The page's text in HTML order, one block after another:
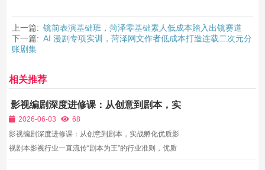
上一篇: 镜前表演基础班，菏泽零基础素人低成本踏入出镜赛道
下一篇: AI 漫剧专项实训，菏泽网文作者低成本打造连载二次元分
账剧集
相关推荐
影视编剧深度进修课：从创意到剧本，实
战孵化优质影视剧本
2026-06-03
68
影视编剧深度进修课：从创意到剧本，实战孵化优质影
视剧本影视行业一直流传“剧本为王”的行业准则，优质